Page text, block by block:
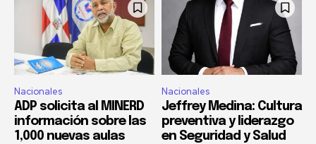
Nacionales
ADP solicita al MINERD
información sobre las
1,000 nuevas aulas
Nacionales
Jeffrey Medina: Cultura
preventiva y liderazgo
en Seguridad y Salud